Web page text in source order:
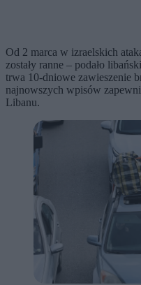
Od 2 marca w izraelskich
zostały ranne – podało
trwa 10-dniowe zawieszenie
najnowszych wpisów
Libanu.